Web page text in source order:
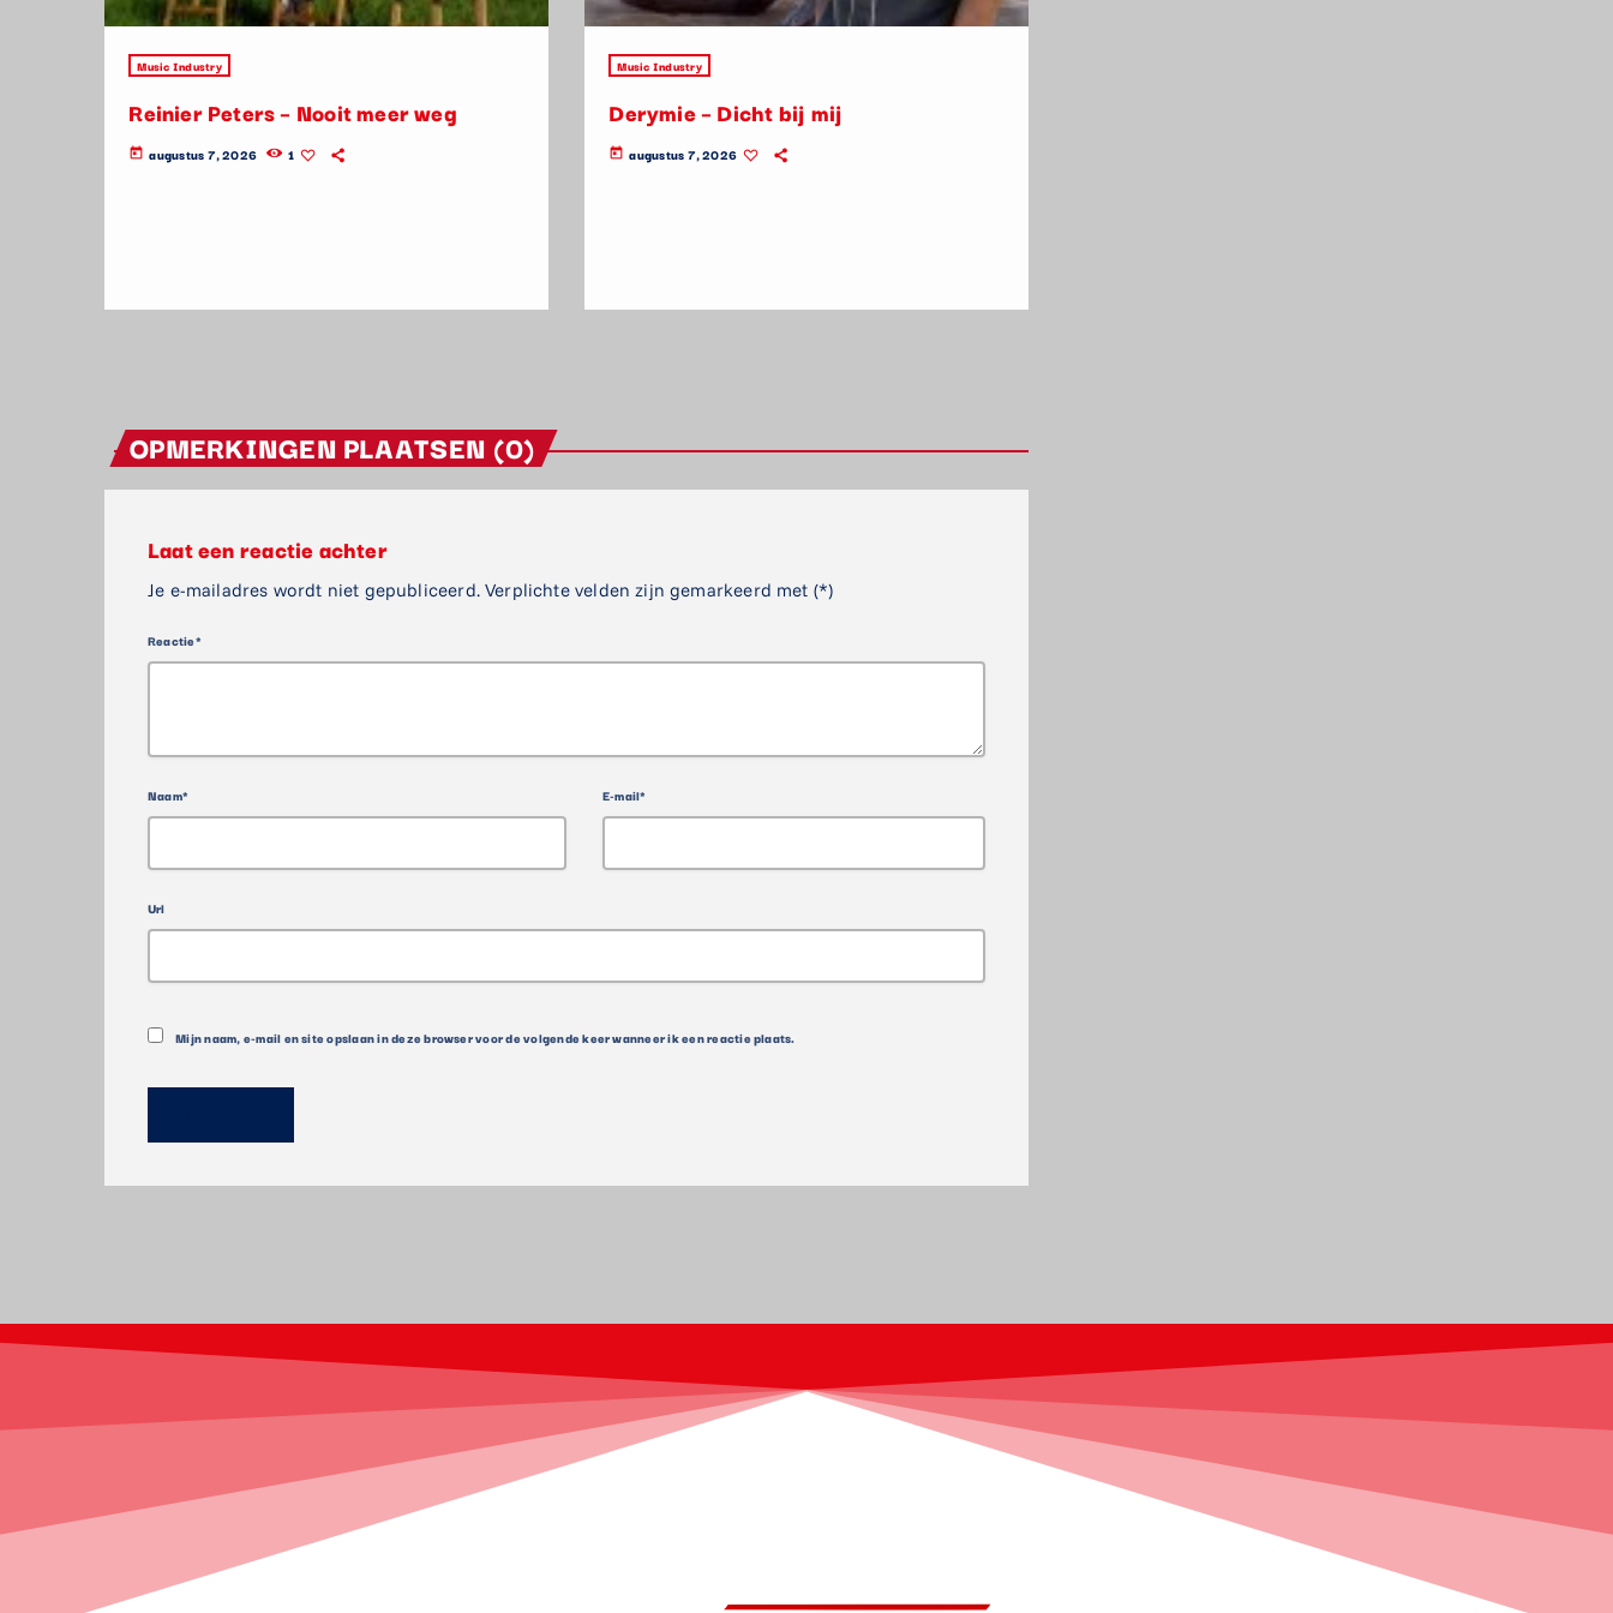
Music Industry
Reinier Peters – Nooit meer weg
today augustus 7, 2026 1
Music Industry
Derymie – Dicht bij mij
today augustus 7, 2026
OPMERKINGEN PLAATSEN (0)
Laat een reactie achter
Je e-mailadres wordt niet gepubliceerd. Verplichte velden zijn gemarkeerd met (*)
Reactie*
Naam* E-mail*
Url
Mijn naam, e-mail en site opslaan in deze browser voor de volgende keer wanneer ik een reactie plaats.